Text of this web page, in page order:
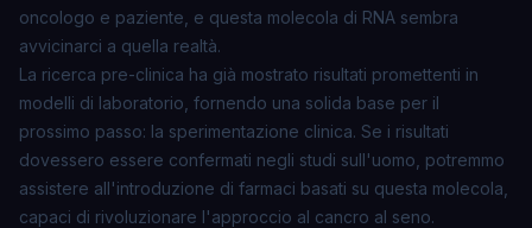
oncologo e paziente, e questa molecola di RNA sembra
avvicinarci a quella realtà.
La ricerca pre-clinica ha già mostrato risultati promettenti in
modelli di laboratorio, fornendo una solida base per il
prossimo passo: la sperimentazione clinica. Se i risultati
dovessero essere confermati negli studi sull'uomo, potremmo
assistere all'introduzione di farmaci basati su questa molecola,
capaci di rivoluzionare l'approccio al cancro al seno.